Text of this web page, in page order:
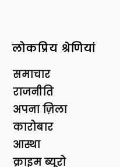
लोकप्रिय श्रेणियां
समाचार
राजनीति
अपना ज़िला
कारोबार
आस्था
क्राइम ब्यूरो